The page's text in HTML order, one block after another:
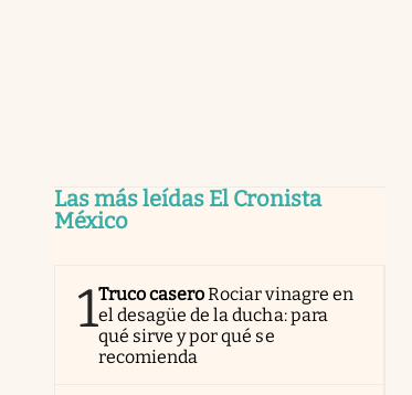
Las más leídas El Cronista
México
1Truco caseroRociar vinagre en
el desagüe de la ducha: para
qué sirve y por qué se
recomienda